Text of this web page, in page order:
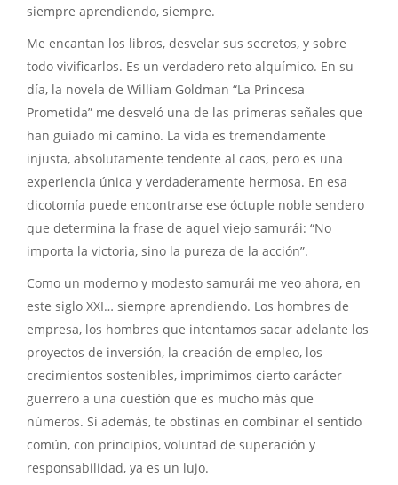
siempre aprendiendo, siempre.
Me encantan los libros, desvelar sus secretos, y sobre
todo vivificarlos. Es un verdadero reto alquímico. En su
día, la novela de William Goldman “La Princesa
Prometida” me desveló una de las primeras señales que
han guiado mi camino. La vida es tremendamente
injusta, absolutamente tendente al caos, pero es una
experiencia única y verdaderamente hermosa. En esa
dicotomía puede encontrarse ese óctuple noble sendero
que determina la frase de aquel viejo samurái: “No
importa la victoria, sino la pureza de la acción”.
Como un moderno y modesto samurái me veo ahora, en
este siglo XXI… siempre aprendiendo. Los hombres de
empresa, los hombres que intentamos sacar adelante los
proyectos de inversión, la creación de empleo, los
crecimientos sostenibles, imprimimos cierto carácter
guerrero a una cuestión que es mucho más que
números. Si además, te obstinas en combinar el sentido
común, con principios, voluntad de superación y
responsabilidad, ya es un lujo.